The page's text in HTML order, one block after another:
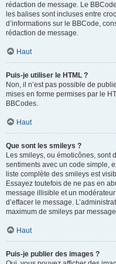
rédaction de message. Le
les balises sont incluses entre
d’informations sur le BBCode,
rédaction de message.
Haut
Puis-je utiliser le HTML ?
Non, il n’est pas possible de
mises en forme permises par le
BBCodes.
Haut
Que sont les smileys ?
Les smileys, ou émoticônes, sont
sentiments avec un code simple,
liste complète des smileys est
Essayez toutefois de ne pas en
message illisible et un
d’effacer le message.
maximum de smileys par
Haut
Puis-je publier des images ?